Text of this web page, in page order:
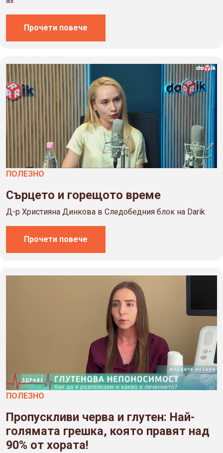
Прочети повече
ПОЛЕЗНO
Сърцето и горещото време
Д-р Християна Динкова в Следобедния блок на Darik
Прочети повече
ПОЛЕЗНO
Пропускливи черва и глутен: Най-
голямата грешка, която правят над
90% от хората!